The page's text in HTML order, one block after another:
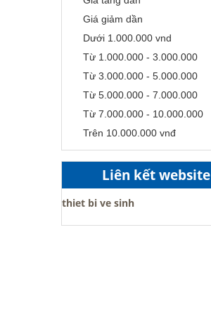
Giá giảm dần
Dưới 1.000.000 vnd
Từ 1.000.000 - 3.000.000
Từ 3.000.000 - 5.000.000
Từ 5.000.000 - 7.000.000
Từ 7.000.000 - 10.000.000
Trên 10.000.000 vnđ
Liên kết website
thiet bi ve sinh